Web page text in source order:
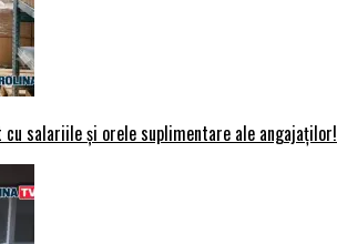
salariile și orele suplimentare ale angajaților!